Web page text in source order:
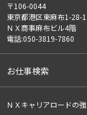
有料職業紹介事業
・請負事業
ご記入頂いた個人
人様の同意なく
5)外部の委託：
ご記入頂いた個
〒106-0044
東京都港区東麻布1-28-
ＮＸ商事麻布ビル4階
電話:050-3819-7860
お仕事検索
ＮＸキャリアロードの